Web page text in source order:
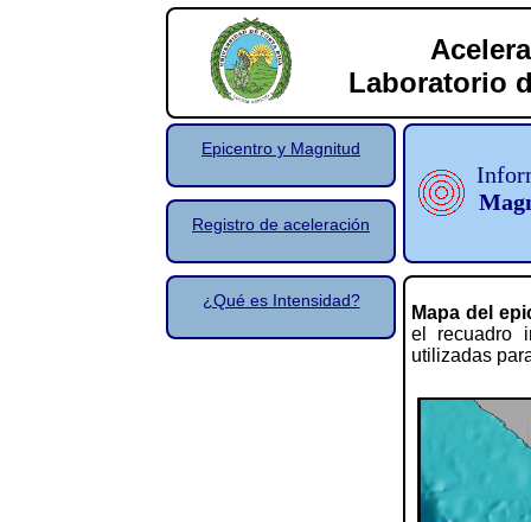
Laboratorio
Epicentro y Magnitud
Registro de aceleración
¿Qué es Intensidad?
Mapa del
el recuadro
utilizadas